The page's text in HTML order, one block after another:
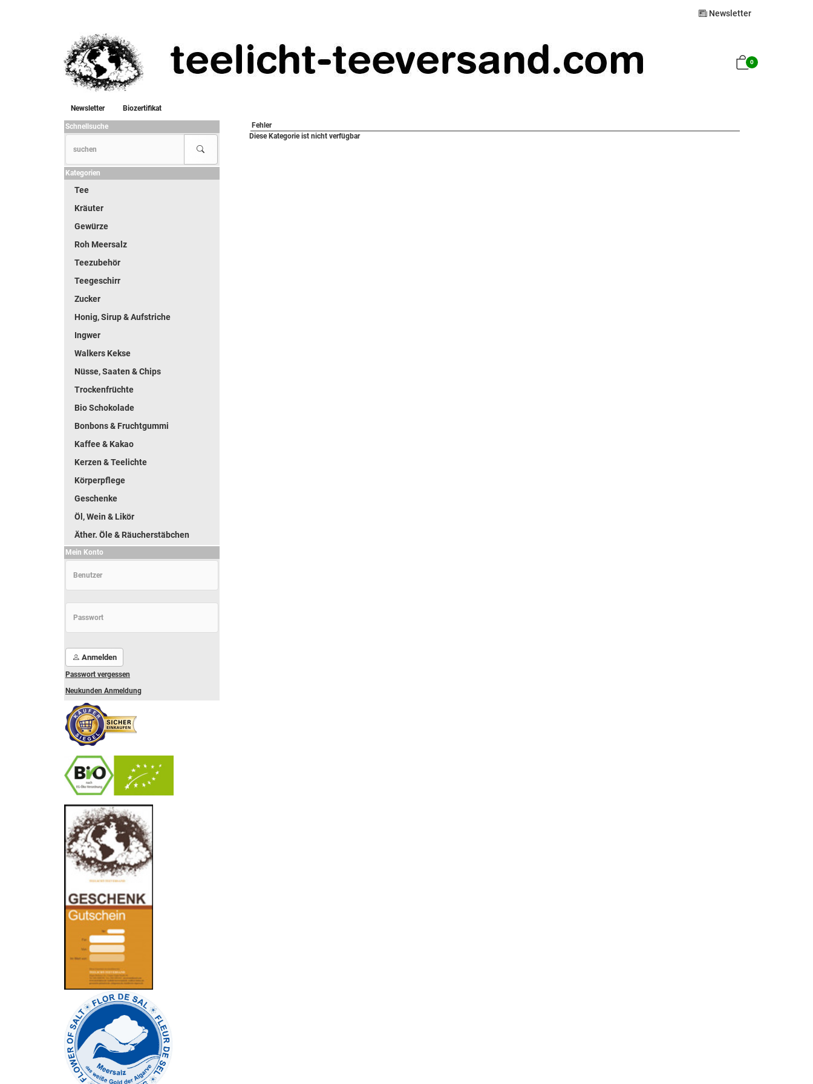
Newsletter
0
Newsletter
Biozertifikat
Fehler
Diese Kategorie ist nicht verfügbar
Schnellsuche
Kategorien
Tee
Kräuter
Gewürze
Roh Meersalz
Teezubehör
Teegeschirr
Zucker
Honig, Sirup & Aufstriche
Ingwer
Walkers Kekse
Nüsse, Saaten & Chips
Trockenfrüchte
Bio Schokolade
Bonbons & Fruchtgummi
Kaffee & Kakao
Kerzen & Teelichte
Körperpflege
Geschenke
Öl, Wein & Likör
Äther. Öle & Räucherstäbchen
Mein Konto
Anmelden
Passwort vergessen
Neukunden Anmeldung